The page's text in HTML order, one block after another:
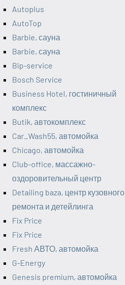
Autoplus
AutoTop
Barbie, сауна
Barbie, сауна
Bip-service
Bosch Service
Business Hotel, гостиничный
комплекс
Butik, автокомплекс
Car_Wash55, автомойка
Chicago, автомойка
Club-office, массажно-
оздоровительный центр
Detailing baza, центр кузовного
ремонта и детейлинга
Fix Price
Fix Price
Fresh АВТО, автомойка
G-Energy
Genesis premium, автомойка